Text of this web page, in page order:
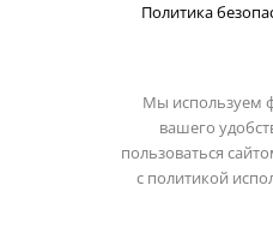
Политика
Мы используем
вашего
пользоваться
с политикой